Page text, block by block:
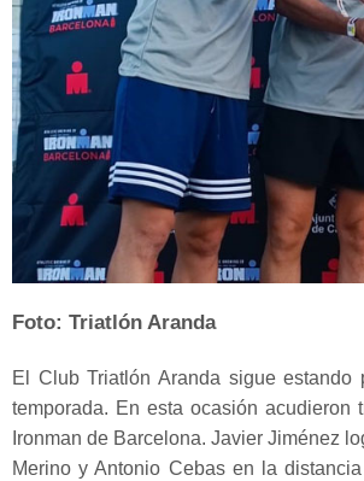
Foto: Triatlón Aranda
El Club Triatlón Aranda sigue
temporada. En esta ocasión acudieron
Ironman de Barcelona. Javier Jiménez
Merino y Antonio Cebas en la